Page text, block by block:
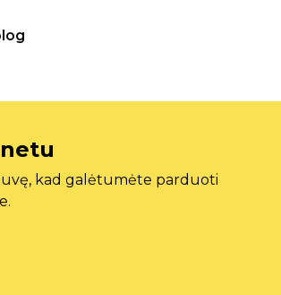
kad galėtumėte parduoti